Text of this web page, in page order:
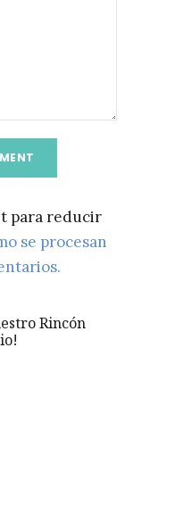
para reducir
se procesan
Rincón